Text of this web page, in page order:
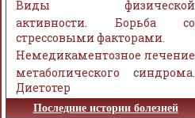
Виды физической
активности. Борьба со
стрессовыми факторами.
Немедикаментозное лечение
метаболического синдрома.
Диетотер
Последние истории болезней